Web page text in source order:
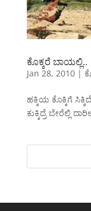
ಕೊಕ್ಕರೆ ಬಾಯಲ್ಲಿ..
Jan 28, 2010|
ಹಕ್ಕಿಯ ಕೊಕ್ಕಿಗೆ
ಕುಕ್ಕಿದ್ರೆ ಬೇರೆಲ್ಲಿ